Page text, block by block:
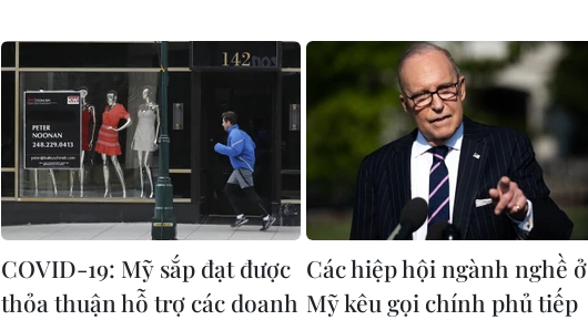
COVID-19: Mỹ sắp đạt được
thỏa thuận hỗ trợ các doanh
Các hiệp hội ngành nghề ở
Mỹ kêu gọi chính phủ tiếp